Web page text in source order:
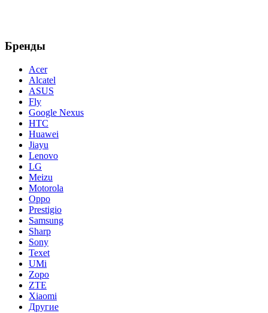
Бренды
Acer
Alcatel
ASUS
Fly
Google Nexus
HTC
Huawei
Jiayu
Lenovo
LG
Meizu
Motorola
Oppo
Prestigio
Samsung
Sharp
Sony
Texet
UMi
Zopo
ZTE
Xiaomi
Другие